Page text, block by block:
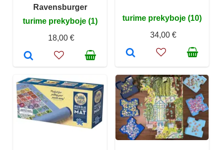
Ravensburger
turime prekyboje (1)
18,00 €
turime prekyboje (10)
34,00 €